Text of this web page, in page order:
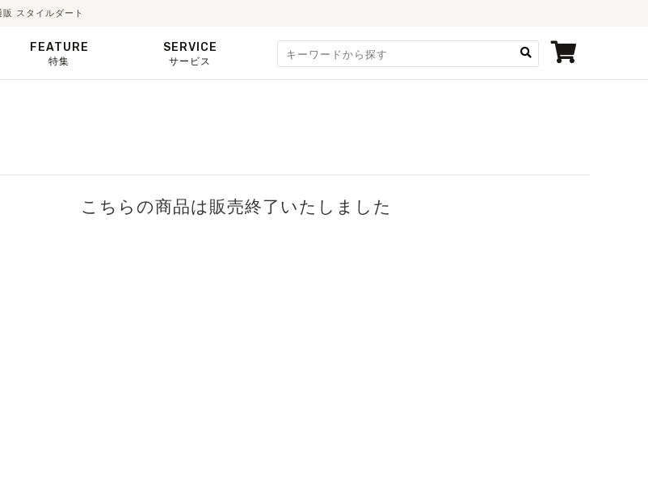
スタイルダート
FEATURE
特集
SERVICE
サービス
こちらの商品は販売終了いたしました